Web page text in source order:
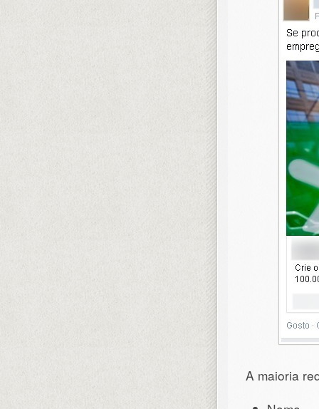
A maioria